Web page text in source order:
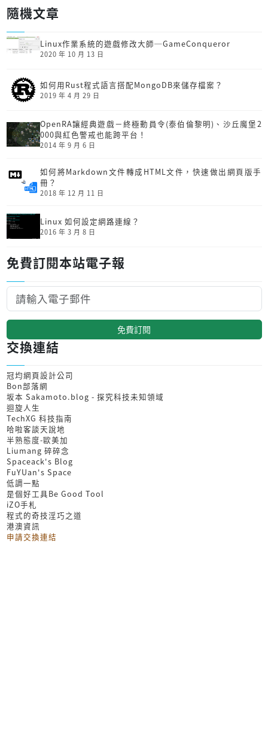
隨機文章
Linux作業系統的遊戲修改大師─GameConqueror
2020 年 10 月 13 日
如何用Rust程式語言搭配MongoDB來儲存檔案？
2019 年 4 月 29 日
OpenRA讓經典遊戲－終極動員令(泰伯倫黎明)、沙丘魔堡2
000與紅色警戒也能跨平台！
2014 年 9 月 6 日
如何將Markdown文件轉成HTML文件，快速做出網頁版手
冊？
2018 年 12 月 11 日
Linux 如何設定網路連線？
2016 年 3 月 8 日
免費訂閱本站電子報
免費訂閱
交換連結
冠均網頁設計公司
Bon部落網
坂本 Sakamoto.blog - 探究科技未知領域
迴旋人生
TechXG 科技指南
哈啦客談天說地
半熟態度-歐美加
Liumang 碎碎念
Spaceack's Blog
FuYUan's Space
低調一點
是個好工具Be Good Tool
iZO手札
程式的奇技淫巧之道
港澳資訊
申請交換連結